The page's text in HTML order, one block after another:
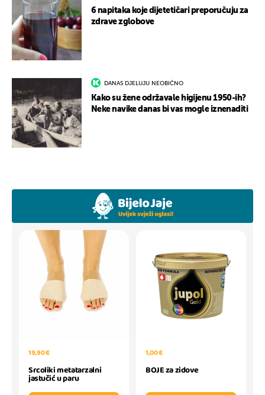
6 napitaka koje dijetetičari preporučuju za
zdrave zglobove
DANAS DJELUJU NEOBIČNO
Kako su žene održavale higijenu 1950-ih?
Neke navike danas bi vas mogle iznenaditi
19,90 €
Srcoliki metatarzalni
jastučić u paru
1,00 €
BOJE za zidove